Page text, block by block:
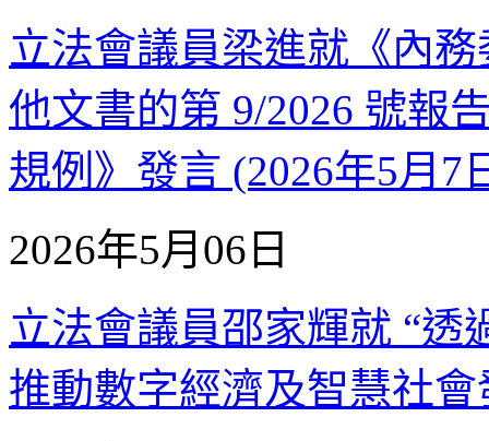
立法會議員梁進就《內
他文書的第 9/2026 號報
規例》發言 (2026年5月7
2026年5月06日
立法會議員邵家輝就 “透
推動數字經濟及智慧社